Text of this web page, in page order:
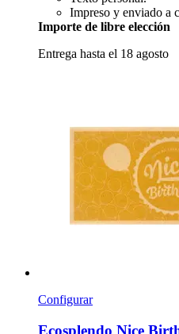
Impreso y enviado a
Importe de libre elección
Entrega hasta el 18 agosto
Configurar
Ecosplendo Nice